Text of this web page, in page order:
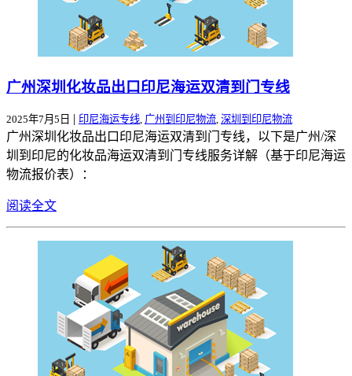
广州深圳化妆品出口印尼海运双清到门专线
2025年7月5日 | 印尼海运专线 广州到印尼物流 深圳到印尼物流
广州深圳化妆品出口印尼海运双清到门专线，以下是广州/深
圳到印尼的化妆品海运双清到门专线服务详解（基于印尼海运
物流报价表）：
阅读全文